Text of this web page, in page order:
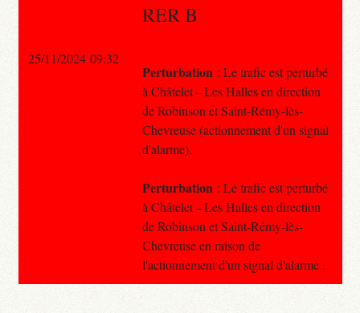
RER B
Perturbation : Le trafic est perturbé
à Châtelet – Les Halles en direction
de Robinson et Saint-Rémy-lès-
Chevreuse (actionnement d'un signal
d'alarme).
Perturbation : Le trafic est perturbé
à Châtelet – Les Halles en direction
de Robinson et Saint-Rémy-lès-
Chevreuse en raison de
l'actionnement d'un signal d'alarme .
25/11/2024 09:32